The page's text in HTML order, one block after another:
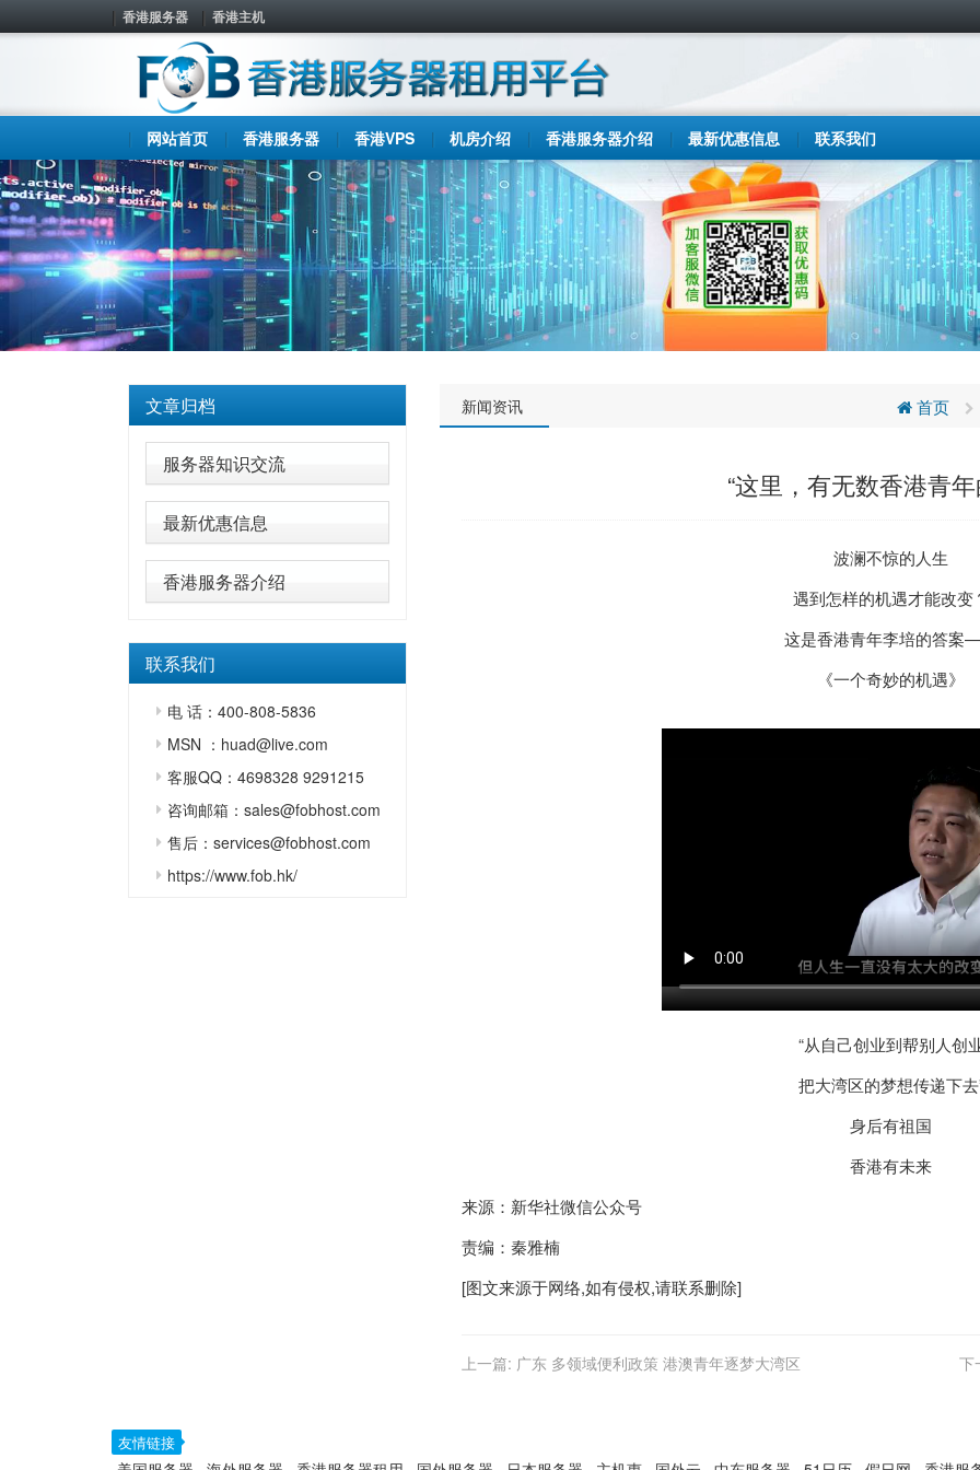
香港服务器 香港主机
网站首页 香港服务器 香港VPS 机房介绍 香港服务器介绍 最新优惠信息 联系我们
文章归档
服务器知识交流
最新优惠信息
香港服务器介绍
联系我们
电 话：400-808-5836
MSN ：huad@live.com
客服QQ：4698328 9291215
咨询邮箱：sales@fobhost.com
售后：services@fobhost.com
https://www.fob.hk/
新闻资讯 首页
“这里，有无数香港青
波澜不惊的人生
遇到怎样的机遇才能改变
这是香港青年李培的答
《一个奇妙的机遇》
“从自己创业到帮别人创
把大湾区的梦想传递下去
身后有祖国
香港有未来
来源：新华社微信公众号
责编：秦雅楠
[图文来源于网络,如有侵权,请联系删除]
上一篇: 广东 多领域便利政策 港澳青年逐梦大湾区 下
友情链接